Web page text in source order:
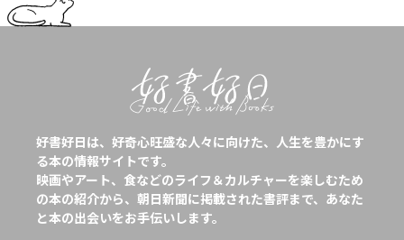
好書好日は、好奇心旺盛な人々に向けた、人生を豊かにす
る本の情報サイトです。
映画やアート、食などのライフ＆カルチャーを楽しむため
の本の紹介から、朝日新聞に掲載された書評まで、あなた
と本の出会いをお手伝いします。